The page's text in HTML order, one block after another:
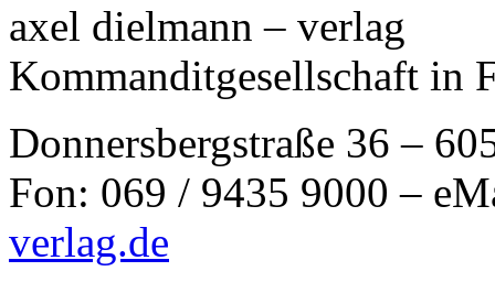
axel dielmann – verlag
Kommanditgesellschaft in
Donnersbergstraße 36 –
Fon: 069 / 9435 9000 –
verlag.de